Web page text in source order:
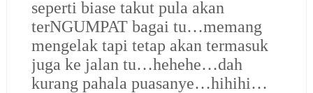
seperti biase takut pula akan
terNGUMPATbagai tu…memang
mengelak tapi tetap akan termasuk
juga ke jalan tu…hehehe…dah
kurang pahala puasanye…hihihi…